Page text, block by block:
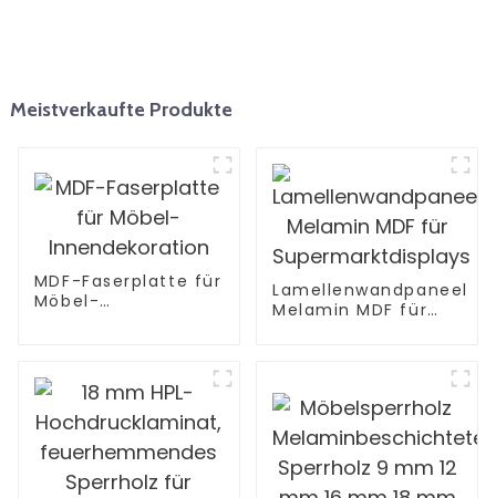
Meistverkaufte Produkte
MDF-Faserplatte für
Möbel-
Lamellenwandpaneel
Melamin MDF für